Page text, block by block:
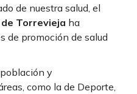
de nuestra salud, el
Torrevieja ha
de promoción de salud
y
como la de Deporte,